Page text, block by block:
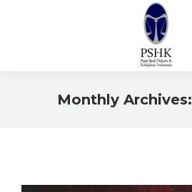
Monthly Archives: